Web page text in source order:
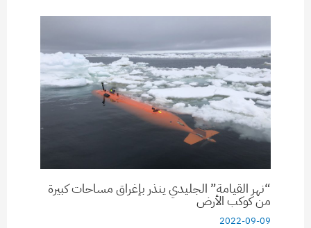
“نهر القيامة” الجليدي ينذر بإغراق مساحات كبيرة
من كوكب الأرض
2022-09-09